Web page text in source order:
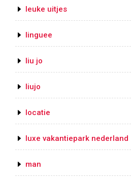
leuke uitjes
linguee
liu jo
liujo
locatie
luxe vakantiepark nederland
man